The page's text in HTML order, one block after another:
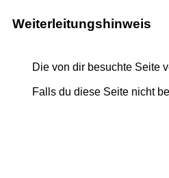
Weiterleitungshinweis
Die von dir besuchte Seite
Falls du diese Seite nicht